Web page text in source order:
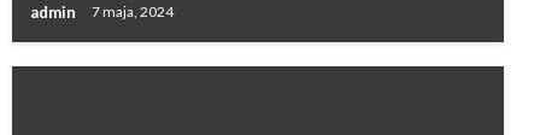
admin 7 maja, 2024